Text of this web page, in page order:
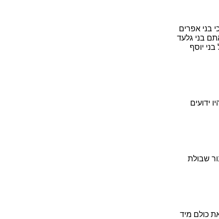
בני אפרים
בני גלעד
יוסף
ידועים
שבולת
כולם מיד